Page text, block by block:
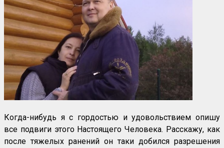
Когда-нибудь я с гордостью и удовольствием опишу
все подвиги этого Настоящего Человека. Расскажу, как
после тяжелых ранений он таки добился разрешения